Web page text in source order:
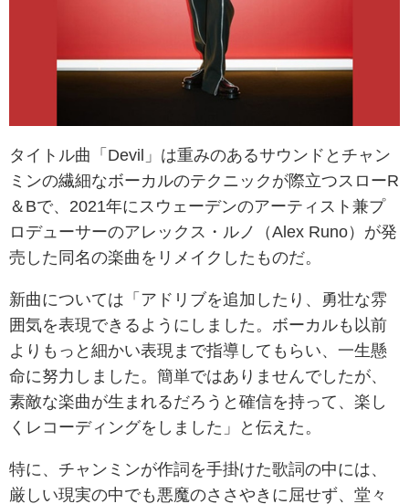
タイトル曲「Devil」は重みのあるサウンドとチャン
ミンの繊細なボーカルのテクニックが際立つスローR
＆Bで、2021年にスウェーデンのアーティスト兼プ
ロデューサーのアレックス・ルノ（Alex Runo）が発
売した同名の楽曲をリメイクしたものだ。
新曲については「アドリブを追加したり、勇壮な雰
囲気を表現できるようにしました。ボーカルも以前
よりもっと細かい表現まで指導してもらい、一生懸
命に努力しました。簡単ではありませんでしたが、
素敵な楽曲が生まれるだろうと確信を持って、楽し
くレコーディングをしました」と伝えた。
特に、チャンミンが作詞を手掛けた歌詞の中には、
厳しい現実の中でも悪魔のささやきに屈せず、堂々